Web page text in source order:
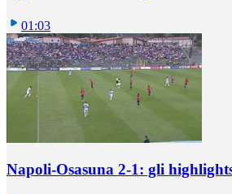
01:03
Napoli-Osasuna 2-1: gli